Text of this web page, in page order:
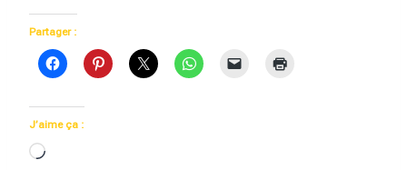
Partager :
J’aime ça :
C